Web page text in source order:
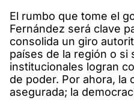
El rumbo que tome el
Fernández será clave
consolida un giro
países de la región o si
institucionales logran
de poder. Por ahora, la
asegurada; la